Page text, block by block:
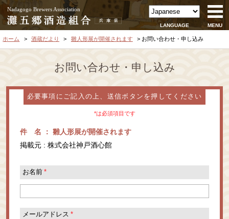
Nadagogo Brewers Association
LANGUAGE MENU
ホーム 酒蔵だより 雛人形展が開催されます お問い合わせ・申し込み
お問い合わせ・申し込み
必要事項にご記入の上、送信ボタンを押してください
*は必須項目です
件 名 ： 雛人形展が開催されます
掲載元 : 株式会社神戸酒心館
お名前 *
メールアドレス *